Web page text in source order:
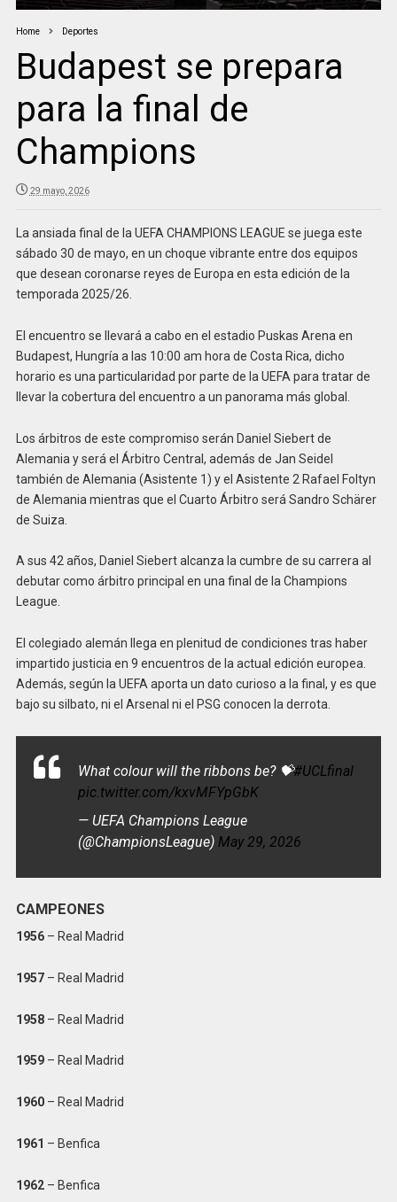
Home Deportes
Budapest se prepara
para la final de
Champions
29 mayo, 2026
La ansiada final de la UEFA CHAMPIONS LEAGUE se juega este
sábado 30 de mayo, en un choque vibrante entre dos equipos
que desean coronarse reyes de Europa en esta edición de la
temporada 2025/26.
El encuentro se llevará a cabo en el estadio Puskas Arena en
Budapest, Hungría a las 10:00 am hora de Costa Rica, dicho
horario es una particularidad por parte de la UEFA para tratar de
llevar la cobertura del encuentro a un panorama más global.
Los árbitros de este compromiso serán Daniel Siebert de
Alemania y será el Árbitro Central, además de Jan Seidel
también de Alemania (Asistente 1) y el Asistente 2 Rafael Foltyn
de Alemania mientras que el Cuarto Árbitro será Sandro Schärer
de Suiza.
A sus 42 años, Daniel Siebert alcanza la cumbre de su carrera al
debutar como árbitro principal en una final de la Champions
League.
El colegiado alemán llega en plenitud de condiciones tras haber
impartido justicia en 9 encuentros de la actual edición europea.
Además, según la UEFA aporta un dato curioso a la final, y es que
bajo su silbato, ni el Arsenal ni el PSG conocen la derrota.
What colour will the ribbons be? 💝#UCLfinal
pic.twitter.com/kxvMFYpGbK
— UEFA Champions League
(@ChampionsLeague) May 29, 2026
CAMPEONES
1956 – Real Madrid
1957– Real Madrid
1958– Real Madrid
1959 – Real Madrid
1960– Real Madrid
1961 – Benfica
1962– Benfica